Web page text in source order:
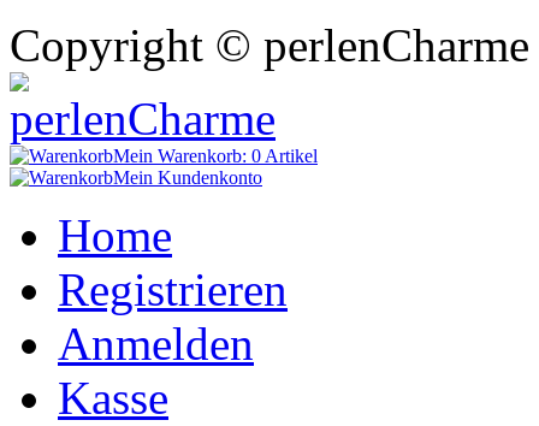
Copyright ©
Mein Warenkorb: 0 Artikel
Mein Kundenkonto
Home
Registrieren
Anmelden
Kasse